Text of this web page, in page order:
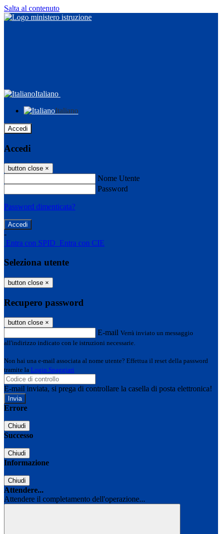
Salta al contenuto
Italiano
Italiano
Accedi
Accedi
button close ×
Nome Utente
Password
Password dimenticata?
-
Entra con SPID Entra con CIE
Seleziona utente
button close ×
Recupero password
button close ×
E-mail Verrà inviato un messaggio
all'indirizzo indicato con le istruzioni necessarie.
Non hai una e-mail associata al nome utente? Effettua il reset della password
tramite la Login Spaggiari
E-mail inviata, si prega di controllare la casella di posta elettronica!
Errore
Chiudi
Successo
Chiudi
Informazione
Chiudi
Attendere...
Attendere il completamento dell'operazione...